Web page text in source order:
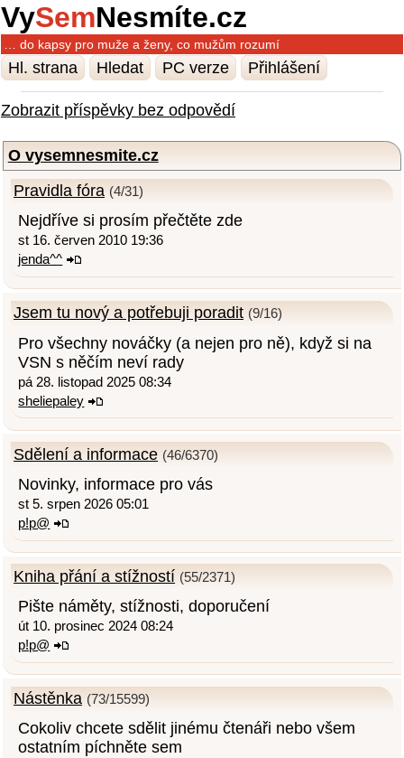
VySemNesmíte.cz
… do kapsy pro muže a ženy, co mužům rozumí
Hl. strana Hledat PC verze Přihlášení
Zobrazit příspěvky bez odpovědí
O vysemnesmite.cz
Pravidla fóra (4/31)
Nejdříve si prosím přečtěte zde
st 16. červen 2010 19:36
jenda^^
Jsem tu nový a potřebuji poradit (9/16)
Pro všechny nováčky (a nejen pro ně), když si na
VSN s něčím neví rady
pá 28. listopad 2025 08:34
sheliepaley
Sdělení a informace (46/6370)
Novinky, informace pro vás
st 5. srpen 2026 05:01
p!p@
Kniha přání a stížností (55/2371)
Pište náměty, stížnosti, doporučení
út 10. prosinec 2024 08:24
p!p@
Nástěnka (73/15599)
Cokoliv chcete sdělit jinému čtenáři nebo všem
ostatním píchněte sem